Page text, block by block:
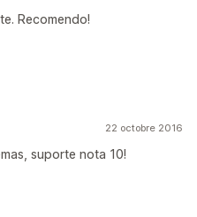
Recomendo!
22 octobre 2016
suporte nota 10!